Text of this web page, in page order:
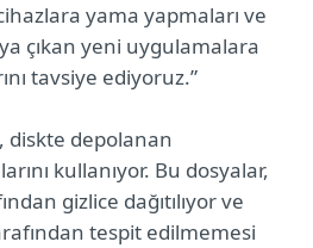
yama yapmaları ve
çıkan yeni uygulamalara
tavsiye ediyoruz.”
diskte depolanan
kullanıyor. Bu dosyalar,
gizlice dağıtılıyor ve
tespit edilmemesi